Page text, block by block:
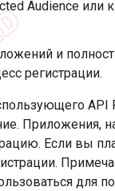
Audience или
и
регистрации.
API
Приложения,
Если вы
для